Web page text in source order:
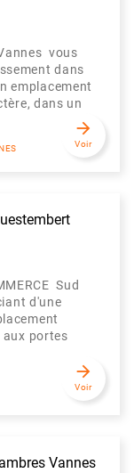
vous
dans
emplacement
dans un
arrow_forward
Voir
Sud
d'une
portes
arrow_forward
Voir
Vannes